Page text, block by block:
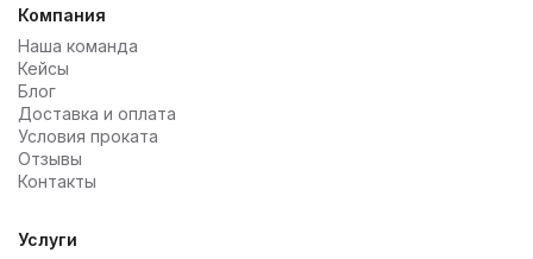
Компания
Наша команда
Кейсы
Блог
Доставка и оплата
Условия проката
Отзывы
Контакты
Услуги